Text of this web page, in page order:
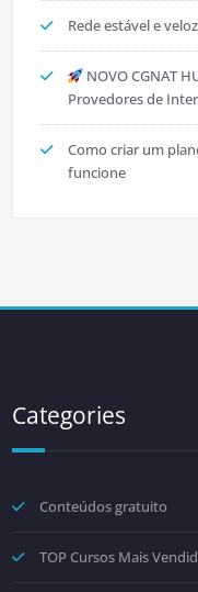
Rede estável e
NOVO CGNAT
Provedores de
Como criar um
funcione
Categories
Conteúdos gratuito
TOP Cursos Mais